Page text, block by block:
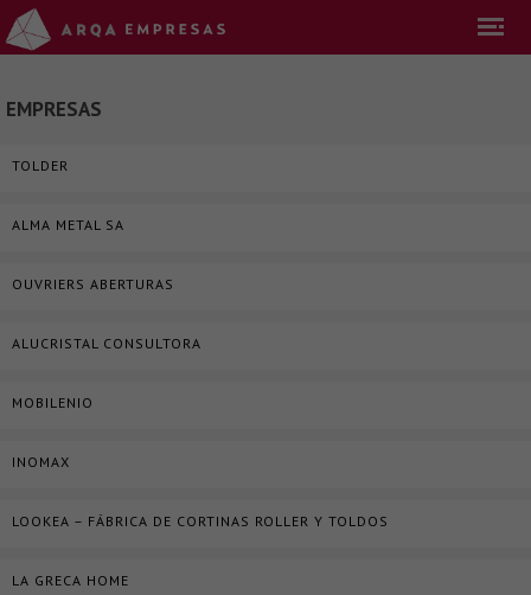
EMPRESAS
TOLDER
ALMA METAL SA
OUVRIERS ABERTURAS
ALUCRISTAL CONSULTORA
MOBILENIO
INOMAX
LOOKEA – FÁBRICA DE CORTINAS ROLLER Y TOLDOS
LA GRECA HOME